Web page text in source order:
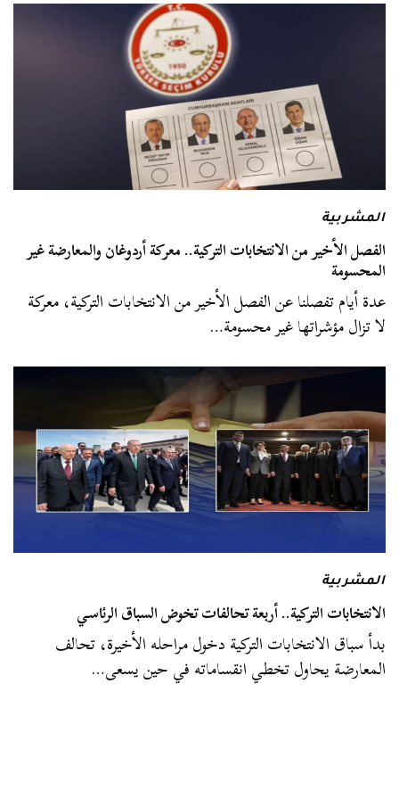
المشربية
الفصل الأخير من الانتخابات التركية.. معركة أردوغان والمعارضة غير
المحسومة
عدة أيام تفصلنا عن الفصل الأخير من الانتخابات التركية، معركة
لا تزال مؤشراتها غير محسومة…
المشربية
الانتخابات التركية.. أربعة تحالفات تخوض السباق الرئاسي
بدأ سباق الانتخابات التركية دخول مراحله الأخيرة، تحالف
المعارضة يحاول تخطي انقساماته في حين يسعى…